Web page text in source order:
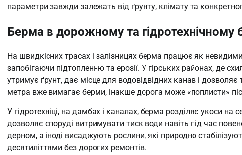
параметри завжди залежать від ґрунту, клімату та
Берма в дорожному та гідротехнічному
На швидкісних трасах і залізницях берма працює як
запобігаючи підтопленню та ерозії. У гірських районах, де
утримує ґрунт, дає місце для водовідвідних канав і
метра вже вимагає берми, інакше дорога може «поплисти»
У гідротехніці, на дамбах і каналах, берма розділяє укоси
дозволяє споруді витримувати тиск води навіть під час
дерном, а іноді висаджують рослини, які природно
десятиліттями без дорогих ремонтів.